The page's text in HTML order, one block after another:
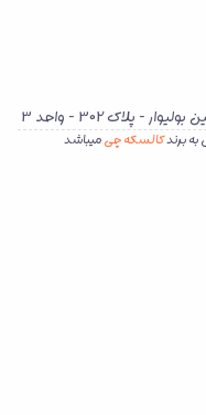
- پلاک 302 - واحد 3
برندکالسکه چیمیباشد